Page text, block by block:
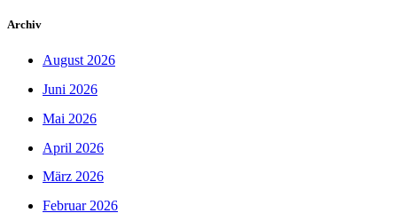
Archiv
August 2026
Juni 2026
Mai 2026
April 2026
März 2026
Februar 2026